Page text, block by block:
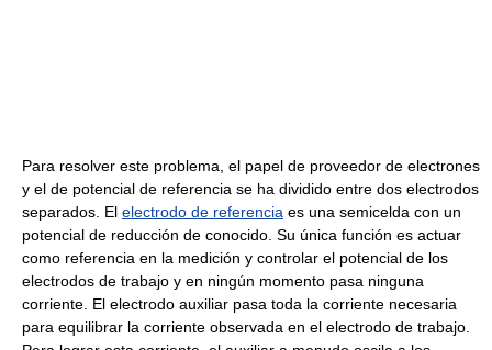
Para resolver este problema, el papel de proveedor de electrones
y el de potencial de referencia se ha dividido entre dos electrodos
separados. El electrodo de referencia es una semicelda con un
potencial de reducción de conocido. Su única función es actuar
como referencia en la medición y controlar el potencial de los
electrodos de trabajo y en ningún momento pasa ninguna
corriente. El electrodo auxiliar pasa toda la corriente necesaria
para equilibrar la corriente observada en el electrodo de trabajo.